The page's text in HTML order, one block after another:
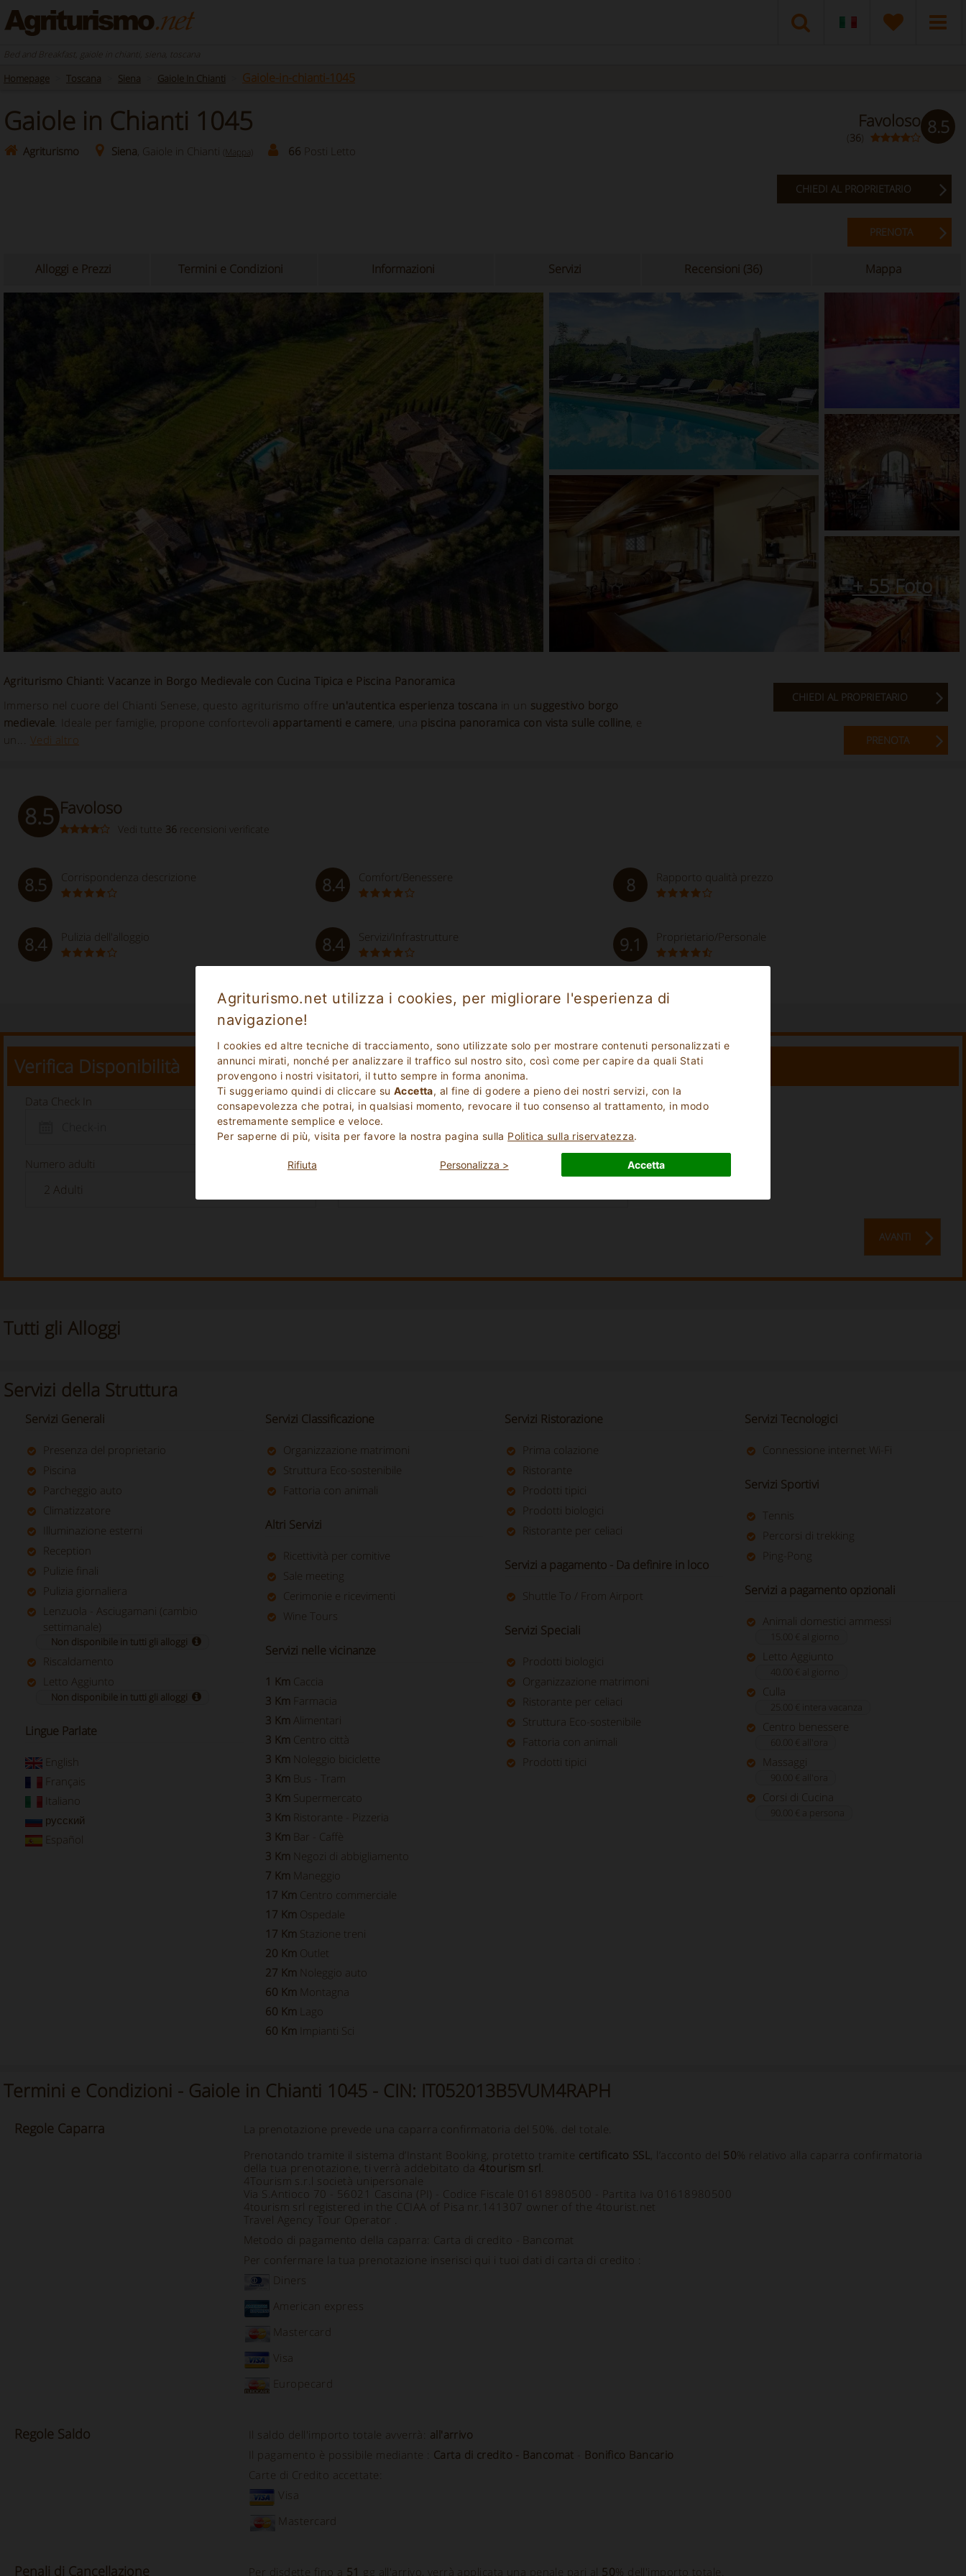
Agriturismo.net utilizza i cookies, per migliorare l'esperienza di
navigazione!
I cookies ed altre tecniche di tracciamento, sono utilizzate solo per mostrare contenuti personalizzati e
annunci mirati, nonché per analizzare il traffico sul nostro sito, così come per capire da quali Stati
provengono i nostri visitatori, il tutto sempre in forma anonima.
Ti suggeriamo quindi di cliccare su Accetta, al fine di godere a pieno dei nostri servizi, con la
consapevolezza che potrai, in qualsiasi momento, revocare il tuo consenso al trattamento, in modo
estremamente semplice e veloce.
Per saperne di più, visita per favore la nostra pagina sulla Politica sulla riservatezza.
Rifiuta Personalizza > Accetta
Bed and Breakfast, gaiole in chianti, siena, toscana
Homepage Toscana Siena Gaiole In Chianti Gaiole-in-chianti-1045
Gaiole in Chianti 1045
Agriturismo Siena, Gaiole in Chianti (Mappa) 66 Posti Letto
Favoloso
(36) 8.5
CHIEDI AL PROPRIETARIO
PRENOTA
Alloggi e Prezzi Termini e Condizioni Informazioni Servizi Recensioni (36) Mappa
+ 55Foto
Agriturismo Chianti: Vacanze in Borgo Medievale con Cucina Tipica e Piscina Panoramica
Immerso nel cuore del Chianti Senese, questo agriturismo offre un'autentica esperienza toscana in un suggestivo borgo
medievale. Ideale per famiglie, propone confortevoli appartamenti e camere, una piscina panoramica con vista sulle colline, e
un... Vedi altro
CHIEDI AL PROPRIETARIO
PRENOTA
8.5 Favoloso
Vedi tutte 36 recensioni verificate
8.5 Corrispondenza descrizione 8.4 Comfort/Benessere 8 Rapporto qualità prezzo
8.4 Pulizia dell'alloggio 8.4 Servizi/Infrastrutture 9.1 Proprietario/Personale
Verifica Disponibilità
Data Check In Data Check Out
Numero adulti
AVANTI
Tutti gli Alloggi
Servizi della Struttura
Servizi Generali
Presenza del proprietario
Piscina
Parcheggio auto
Climatizzatore
Illuminazione esterni
Reception
Pulizie finali
Pulizia giornaliera
Lenzuola - Asciugamani (cambio
settimanale)
Non disponibile in tutti gli alloggi
Riscaldamento
Letto Aggiunto
Non disponibile in tutti gli alloggi
Servizi Classificazione
Organizzazione matrimoni
Struttura Eco-sostenibile
Fattoria con animali
Servizi Ristorazione
Prima colazione
Ristorante
Prodotti tipici
Prodotti biologici
Ristorante per celiaci
Servizi Tecnologici
Connessione internet Wi-Fi
Servizi Sportivi
Tennis
Percorsi di trekking
Ping-Pong
Altri Servizi
Ricettività per comitive
Sale meeting
Cerimonie e ricevimenti
Wine Tours
Servizi a pagamento - Da definire in loco
Shuttle To / From Airport Servizi a pagamento opzionali
Animali domestici ammessi
15.00 € al giorno
Letto Aggiunto
40.00 € al giorno
Culla
25.00 € intera vacanza
Centro benessere
60.00 € all'ora
Massaggi
90.00 € all'ora
Corsi di Cucina
90.00 € a persona
Servizi Speciali
Prodotti biologici
Organizzazione matrimoni
Ristorante per celiaci
Struttura Eco-sostenibile
Fattoria con animali
Prodotti tipici
Servizi nelle vicinanze
1 Km Caccia
3 Km Farmacia
3 Km Alimentari
3 Km Centro città
3 Km Noleggio biciclette
3 Km Bus - Tram
3 Km Supermercato
3 Km Ristorante - Pizzeria
3 Km Bar - Caffè
3 Km Negozi di abbigliamento
7 Km Maneggio
17 Km Centro commerciale
17 Km Ospedale
17 Km Stazione treni
20 Km Outlet
27 Km Noleggio auto
60 Km Montagna
60 Km Lago
60 Km Impianti Sci
Lingue Parlate
English
Français
Italiano
русский
Español
Termini e Condizioni - Gaiole in Chianti 1045 - CIN: IT052013B5VUM4RAPH
Regole Caparra
La prenotazione prevede una caparra confirmatoria del 50%. del totale.
Prenotando tramite il sistema d’Instant Booking, protetto tramite certificato SSL, l’acconto del 50% relativo alla caparra confirmatoria
della tua prenotazione, ti verrà addebitato da 4tourism srl.
4Tourism s.r.l società unipersonale
Via S.Antioco 70 - 56021 Cascina (PI) - Codice Fiscale 01618980500 - Partita Iva 01618980500
4tourism srl registered in the CCIAA of Pisa nr.141307 owner of the 4tourist.net
Travel Agency Tour Operator .
Metodo di pagamento della caparra: Carta di credito - Bancomat
Per confermare la tua prenotazione inserisci qui i tuoi dati di carta di credito :
Diners
American express
Mastercard
Visa
Europecard
Regole Saldo Il saldo dell'importo totale avverrà: all'arrivo
Il pagamento è possibile mediante : Carta di credito - Bancomat
Bonifico Bancario
Carte di Credito accettate:
Visa
Mastercard
Penali di Cancellazione Per disdette fino a 51 gg all'arrivo, verrà applicata una penale pari al 50% dell'importo totale.